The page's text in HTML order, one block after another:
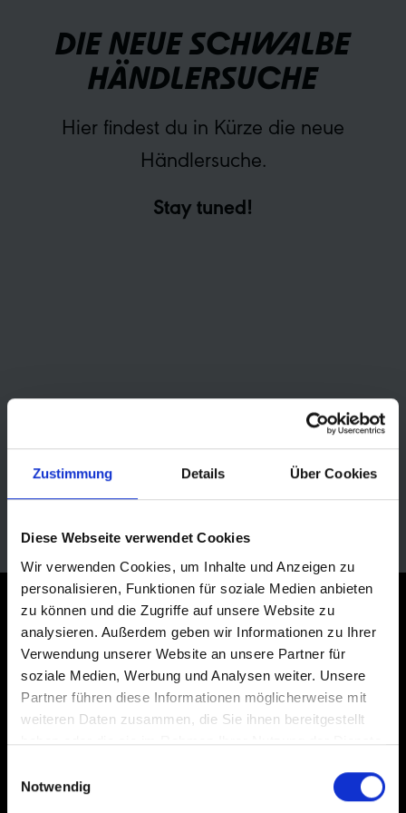
Zustimmung Details Über Cookies
Diese Webseite verwendet Cookies
Wir verwenden Cookies, um Inhalte und Anzeigen zu
personalisieren, Funktionen für soziale Medien anbieten
zu können und die Zugriffe auf unsere Website zu
analysieren. Außerdem geben wir Informationen zu Ihrer
Verwendung unserer Website an unsere Partner für
soziale Medien, Werbung und Analysen weiter. Unsere
Partner führen diese Informationen möglicherweise mit
weiteren Daten zusammen, die Sie ihnen bereitgestellt
haben oder die sie im Rahmen Ihrer Nutzung der Dienste
Notwendig
DIE NEUE SCHWALBE
HÄNDLERSUCHE
Hier findest du in Kürze die neue
Händlersuche.
Stay tuned!
JETZT ZUM NEWSLETTER ANMELDEN
von Schwalbe zu. Die Einwilligung in
den Versand ist jederzeit mit Wirkung für die Zukunft widerruflich, z.B. per